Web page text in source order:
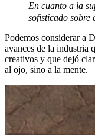
En cuanto a la
sofisticado sobre
Podemos considerar a
avances de la industria
creativos y que dejó
al ojo, sino a la mente.